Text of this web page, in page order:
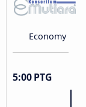
Economy
5:00 PTG